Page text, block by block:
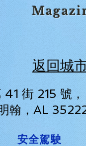
返回城
41 街 215 號，
翰，AL
安全駕駛